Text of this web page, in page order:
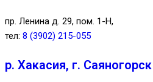
пр. Ленина д. 29, пом. 1-Н,
тел: 8 (3902) 215-055
р. Хакасия, г. Саяногорск